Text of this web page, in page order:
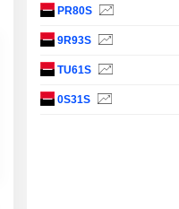
PR80S
9R93S
TU61S
0S31S